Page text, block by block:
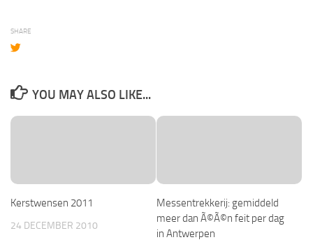
SHARE
YOU MAY ALSO LIKE...
Kerstwensen 2011
24 DECEMBER 2010
Messentrekkerij: gemiddeld
meer dan Ã©Ã©n feit per dag
in Antwerpen